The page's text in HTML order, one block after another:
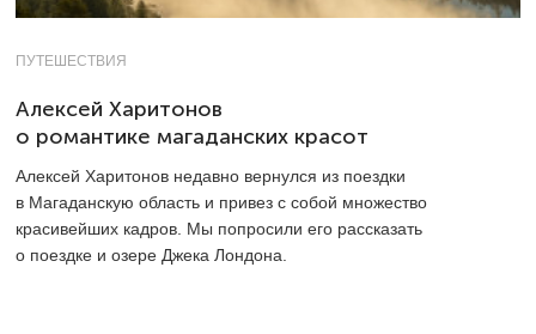
ПУТЕШЕСТВИЯ
Алексей Харитонов
о романтике магаданских красот
Алексей Харитонов недавно вернулся из поездки
в Магаданскую область и привез с собой множество
красивейших кадров. Мы попросили его рассказать
о поездке и озере Джека Лондона.